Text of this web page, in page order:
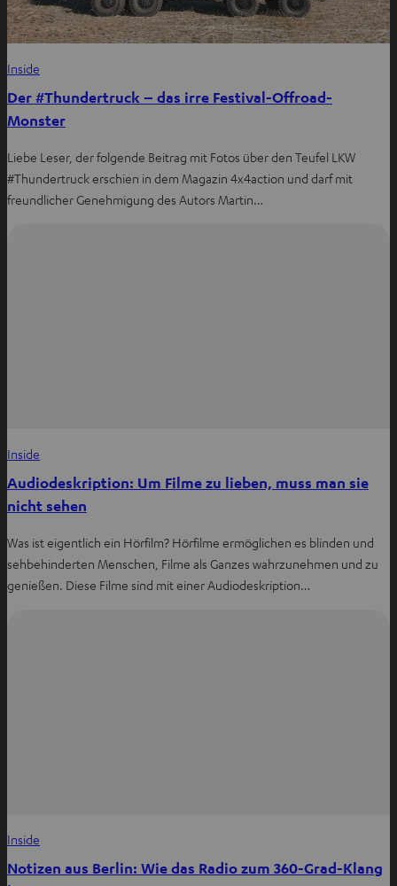
Inside
Der #Thundertruck – das irre Festival-Offroad-
Monster
Liebe Leser, der folgende Beitrag mit Fotos über den Teufel LKW
#Thundertruck erschien in dem Magazin 4x4action und darf mit
freundlicher Genehmigung des Autors Martin…
Inside
Audiodeskription: Um Filme zu lieben, muss man sie
nicht sehen
Was ist eigentlich ein Hörfilm? Hörfilme ermöglichen es blinden und
sehbehinderten Menschen, Filme als Ganzes wahrzunehmen und zu
genießen. Diese Filme sind mit einer Audiodeskription…
Inside
Notizen aus Berlin: Wie das Radio zum 360-Grad-Klang